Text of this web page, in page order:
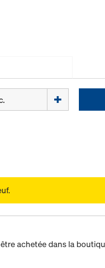
achetée dans la